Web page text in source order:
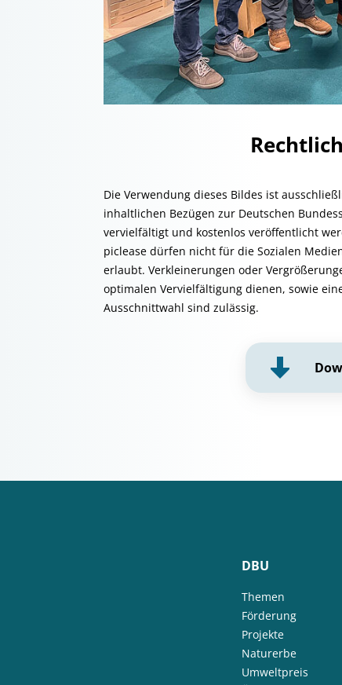
Die Verwendung dieses Bildes ist
inhaltlichen Bezügen zur Deutschen
vervielfältigt und kostenlos veröffentlicht
piclease dürfen nicht für die Sozialen
erlaubt. Verkleinerungen oder
optimalen Vervielfältigung dienen, sowie
Ausschnittwahl sind zulässig.
DBU
Themen
Förderung
Projekte
Naturerbe
Umweltpreis